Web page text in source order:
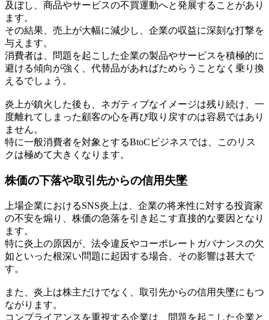
及ぼし、商品やサービスの不買運動へと発展することがあり
ます。
その結果、売上が大幅に減少し、企業の収益に深刻な打撃を
与えます。
消費者は、問題を起こした企業の製品やサービスを積極的に
避ける傾向が強く、代替品があればためらうことなく乗り換
えるでしょう。
炎上が鎮火した後も、ネガティブなイメージは残り続け、一
度離れてしまった顧客の心を再び取り戻すのは容易ではあり
ません。
特に一般消費者を対象とするBtoCビジネスでは、このリス
クは極めて大きくなります。
株価の下落や取引先からの信用失墜
上場企業におけるSNS炎上は、企業の将来性に対する投資家
の不安を煽り、株価の急落を引き起こす直接的な要因となり
ます。
特に炎上の原因が、法令違反やコーポレートガバナンスの欠
如といった根深い問題に起因する場合、その影響は甚大で
す。
また、炎上は株主だけでなく、取引先からの信用失墜にもつ
ながります。
コンプライアンスを重視する企業は、問題を起こした企業と